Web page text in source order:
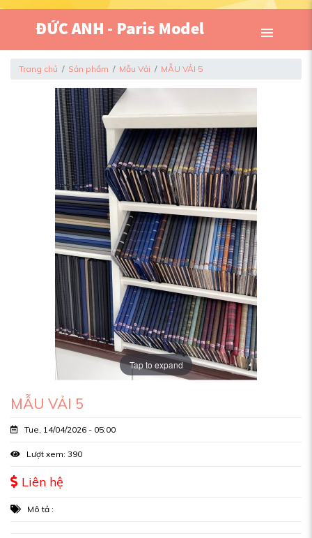
Trang chủ Sản phẩm Mẫu Vải MẪU VẢI 5
Tap to expand
MẪU VẢI 5
Tue, 14/04/2026 - 05:00
Lượt xem: 390
Liên hệ
Mô tả :